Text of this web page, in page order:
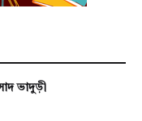
ভাদুড়ী